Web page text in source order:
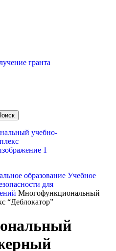
гранта
образование Учебное
для
Многофункциональный
“Деблокатор”